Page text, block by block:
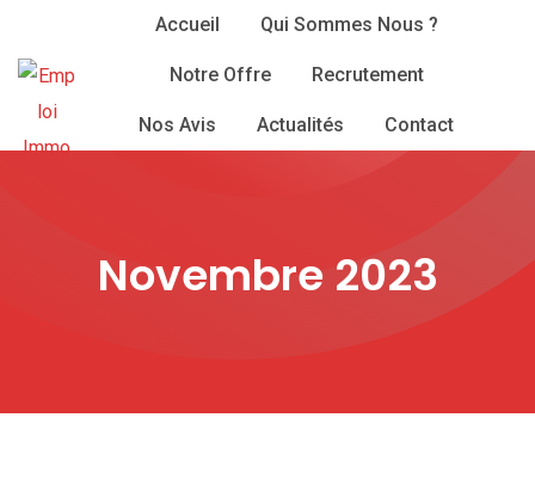
content
Accueil Qui Sommes Nous ?
Notre Offre Recrutement
Nos Avis Actualités Contact
Novembre 2023